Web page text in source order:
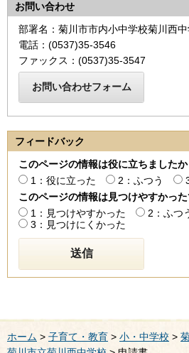
お問い合わせ
部署名：菊川市市内小中学校菊川西
電話：(0537)35-3546
ファックス：(0537)35-3547
フィードバック
このページの情報は役に立ちましたか
1：役に立った
2：ふつう
このページの情報は見つけやすかった
1：見つけやすかった
2：ふつ
3：見つけにくかった
ホーム > 子育て・教育 > 小・中学校 >